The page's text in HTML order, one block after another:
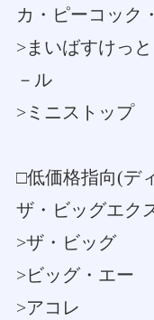
カ・ピーコック
>まいばすけっ
－ル
>ミニストップ
□低価格指向(デ
ザ・ビッグエク
>ザ・ビッグ
>ビッグ・エー
>アコレ